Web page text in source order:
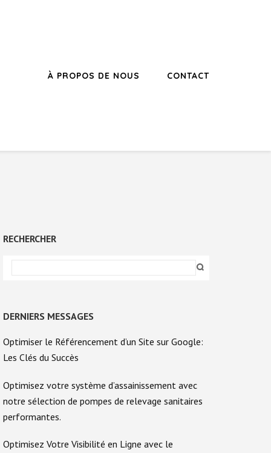
À PROPOS DE NOUS CONTACT
RECHERCHER
DERNIERS MESSAGES
Optimiser le Référencement d’un Site sur Google:
Les Clés du Succès
Optimisez votre système d’assainissement avec
notre sélection de pompes de relevage sanitaires
performantes.
Optimisez Votre Visibilité en Ligne avec le